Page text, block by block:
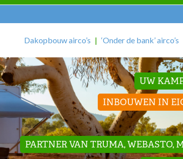
Dakopbouw airco’s ‘Onder de bank’ airco’s
UW
INBOUWEN IN
PARTNER VAN TRUMA, WEBASTO,